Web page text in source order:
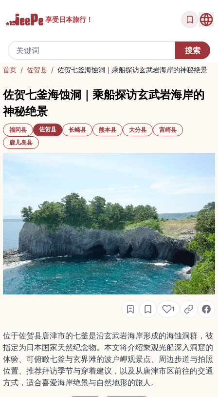
享受日本旅行！
首页 / 佐贺县 / 佐贺七釜海蚀洞｜乘船探访玄武岩海岸的神秘绝景
佐贺七釜海蚀洞｜乘船探访玄武岩海岸的
神秘绝景
福冈县 佐贺县 长崎县 熊本县 大分县
宫崎县
鹿儿岛县
1
位于佐贺县唐津市的七釜是沿玄武岩海岸形成的海蚀洞群，被
指定为日本国家天然纪念物。本文将介绍乘观光船深入洞窟的
体验、可俯瞰七釜与玄界滩的波户岬观景点、周边步道与拍照
位置、推荐拜访季节与穿着建议，以及从唐津市区前往的交通
方式，适合喜爱海岸绝景与自然地形的旅人。